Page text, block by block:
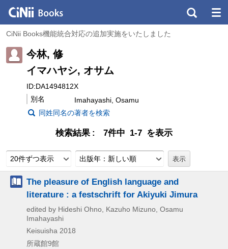
CiNii Books機能統合対応の追加実施をいたしました
今林, 修
イマハヤシ, オサム
ID:DA1494812X
別名
Imahayashi, Osamu
同姓同名の著者を検索
検索結果 7件中 1-7 を表示
20件ずつ表示 出版年：新しい順
The pleasure of English language and
literature : a festschrift for Akiyuki Jimura
edited by Hideshi Ohno, Kazuho Mizuno, Osamu
Imahayashi
Keisuisha 2018
所蔵館9館